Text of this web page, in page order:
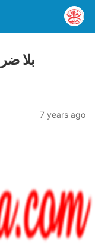
بلا
7 years ago